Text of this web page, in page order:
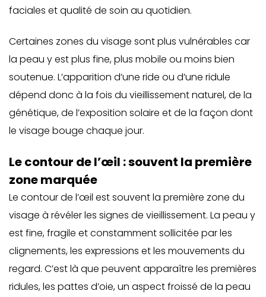
faciales et qualité de soin au quotidien.
Certaines zones du visage sont plus vulnérables car
la peau y est plus fine, plus mobile ou moins bien
soutenue. L’apparition d’une ride ou d’une ridule
dépend donc à la fois du vieillissement naturel, de la
génétique, de l’exposition solaire et de la façon dont
le visage bouge chaque jour.
Le contour de l’œil : souvent la première
zone marquée
Le contour de l’œil est souvent la première zone du
visage à révéler les signes de vieillissement. La peau y
est fine, fragile et constamment sollicitée par les
clignements, les expressions et les mouvements du
regard. C’est là que peuvent apparaître les premières
ridules, les pattes d’oie, un aspect froissé de la peau